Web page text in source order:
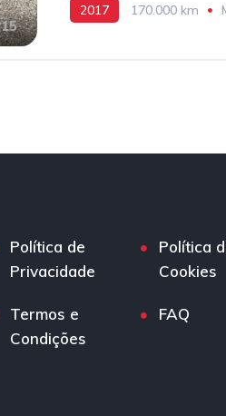
15
2017 170.000 km
Política de
Privacidade
Política
Cookies
Termos e
Condições
FAQ